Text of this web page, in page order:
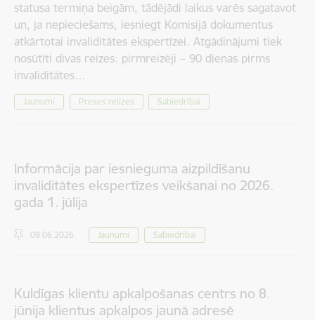
statusa termiņa beigām, tādējādi laikus varēs sagatavot
un, ja nepieciešams, iesniegt Komisijā dokumentus
atkārtotai invaliditātes ekspertīzei. Atgādinājumi tiek
nosūtīti divas reizes: pirmreizēji – 90 dienas pirms
invaliditātes…
Jaunumi Preses relīzes Sabiedrībai
Informācija par iesnieguma aizpildīšanu
invaliditātes ekspertīzes veikšanai no 2026.
gada 1. jūlija
09.06.2026. Jaunumi Sabiedrībai
Kuldīgas klientu apkalpošanas centrs no 8.
jūnija klientus apkalpos jaunā adresē